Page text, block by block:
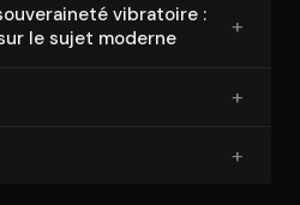
vibratoire :
le sujet moderne
+
+
+